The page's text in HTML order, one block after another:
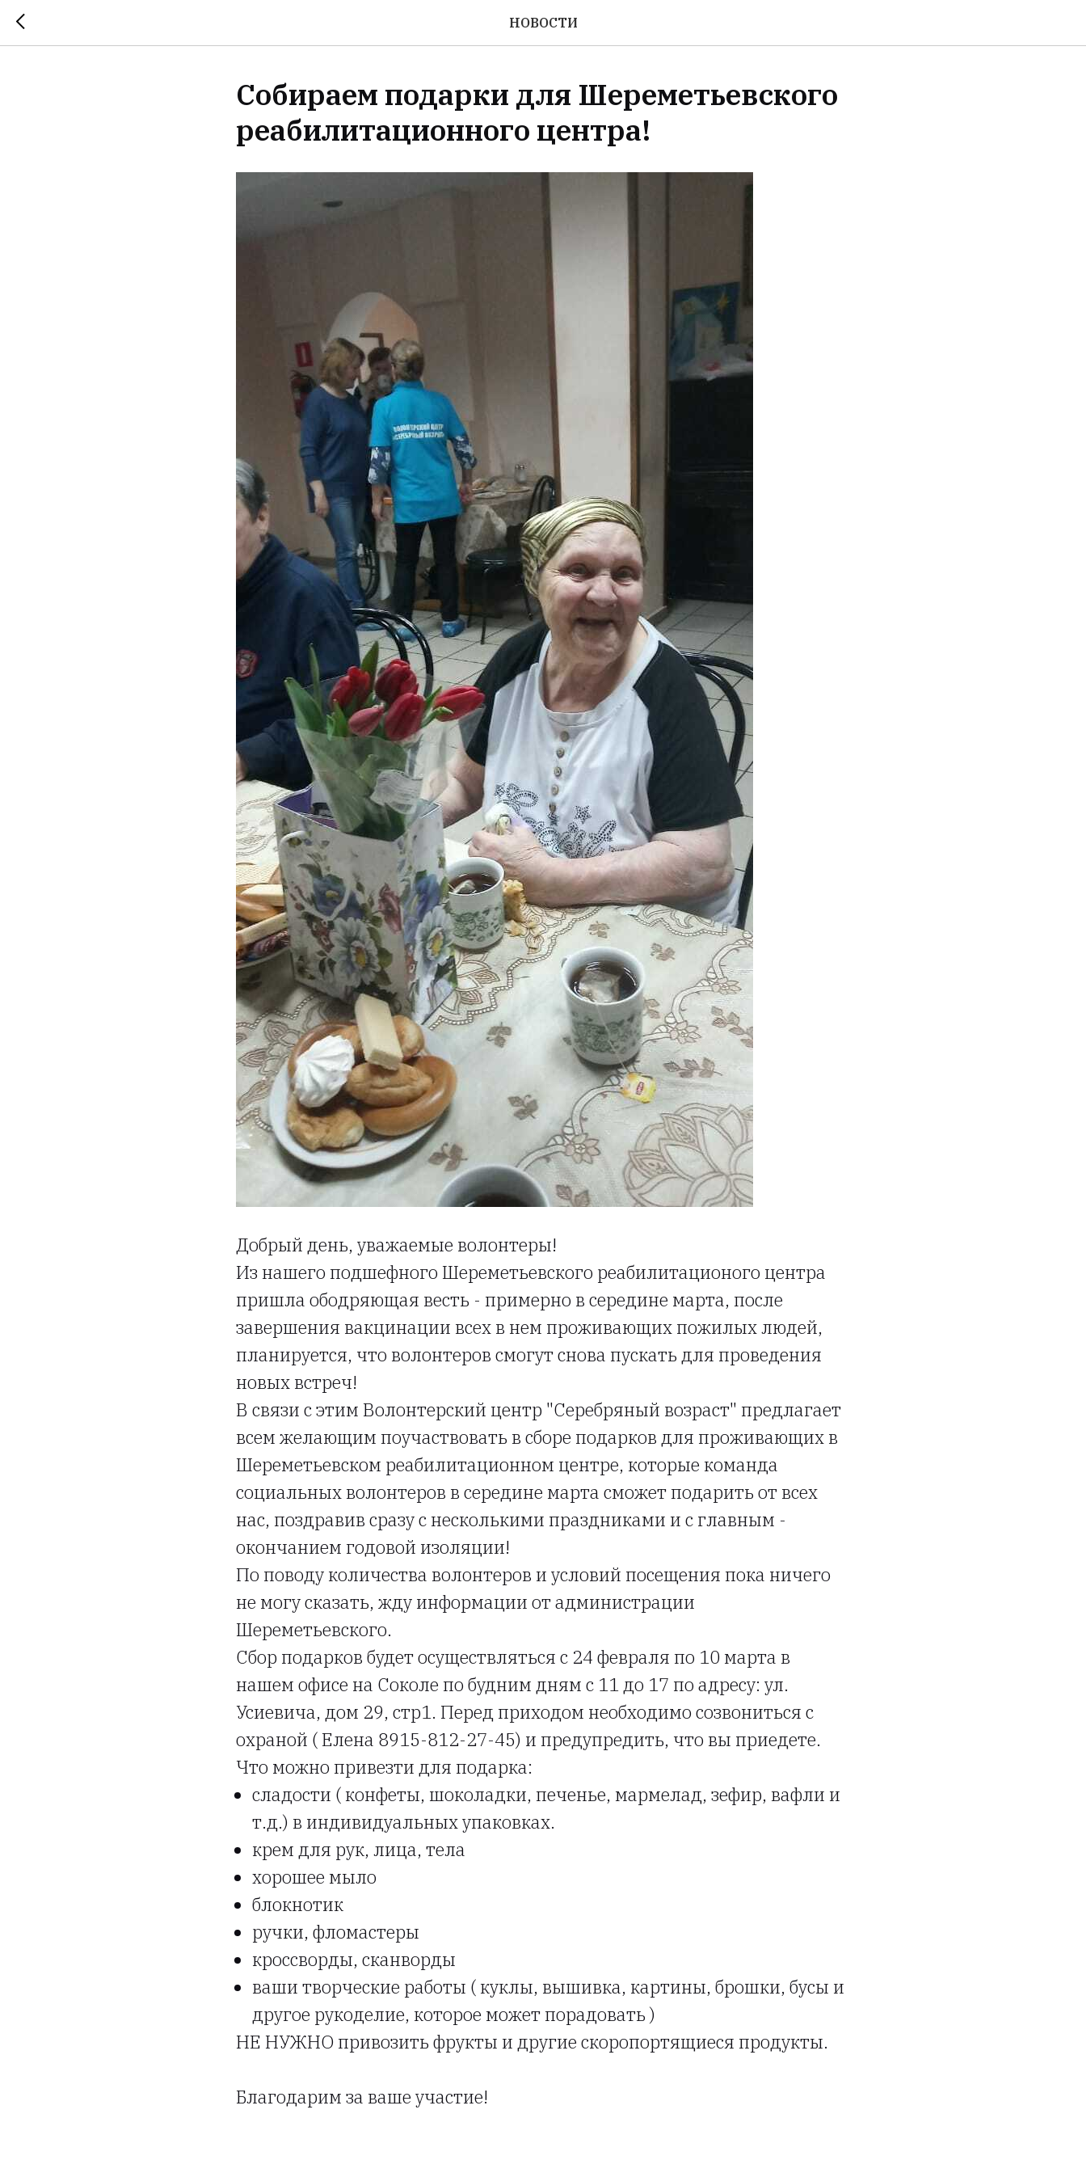
НОВОСТИ
Собираем подарки для Шереметьевского
реабилитационного центра!
Добрый день, уважаемые волонтеры!
Из нашего подшефного Шереметьевского реабилитационого центра
пришла ободряющая весть - примерно в середине марта, после
завершения вакцинации всех в нем проживающих пожилых людей,
планируется, что волонтеров смогут снова пускать для проведения
новых встреч!
В связи с этим Волонтерский центр "Серебряный возраст" предлагает
всем желающим поучаствовать в сборе подарков для проживающих в
Шереметьевском реабилитационном центре, которые команда
социальных волонтеров в середине марта сможет подарить от всех
нас, поздравив сразу с несколькими праздниками и с главным -
окончанием годовой изоляции!
По поводу количества волонтеров и условий посещения пока ничего
не могу сказать, жду информации от администрации
Шереметьевского.
Сбор подарков будет осуществляться с 24 февраля по 10 марта в
нашем офисе на Соколе по будним дням с 11 до 17 по адресу: ул.
Усиевича, дом 29, стр1. Перед приходом необходимо созвониться с
охраной ( Елена 8915-812-27-45) и предупредить, что вы приедете.
Что можно привезти для подарка:
сладости ( конфеты, шоколадки, печенье, мармелад, зефир, вафли и
т.д.) в индивидуальных упаковках.
крем для рук, лица, тела
хорошее мыло
блокнотик
ручки, фломастеры
кроссворды, сканворды
ваши творческие работы ( куклы, вышивка, картины, брошки, бусы и
другое рукоделие, которое может порадовать )
НЕ НУЖНО привозить фрукты и другие скоропортящиеся продукты.
Благодарим за ваше участие!